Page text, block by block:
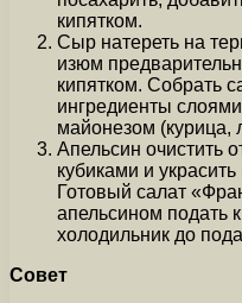
кипятком.
Сыр натереть на
изюм
кипятком. Собрать
ингредиенты
майонезом (курица,
Апельсин очистить
кубиками и
Готовый салат
апельсином подать
холодильник до
Совет